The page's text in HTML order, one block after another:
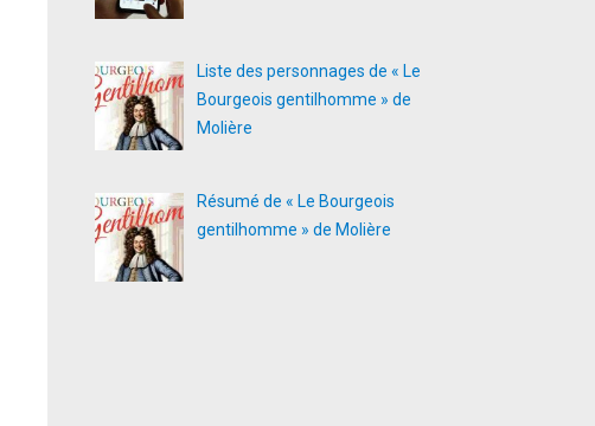
Liste des personnages de « Le
Bourgeois gentilhomme » de
Molière
Résumé de « Le Bourgeois
gentilhomme » de Molière